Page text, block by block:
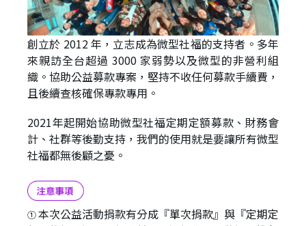
創立於 2012 年，立志成為微型社福的支持者。多年
來親訪全台超過 3000 家弱勢以及微型的非營利組
織。協助公益募款專案，堅持不收任何募款手續費，
且後續查核確保專款專用。
2021年起開始協助微型社福定期定額募款、財務會
計、社群等後勤支持，我們的使用就是要讓所有微型
社福都無後顧之憂。
①本次公益活動捐款有分成『單次捐款』與『定期定